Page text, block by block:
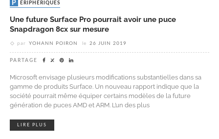
PÉRIPHÉRIQUES
Une future Surface Pro pourrait avoir une puce
Snapdragon 8cx sur mesure
par YOHANN POIRON le 26 JUIN 2019
PARTAGE
Microsoft envisage plusieurs modifications substantielles dans sa
gamme de produits Surface. Un nouveau rapport indique que la
société pourrait même équiper certains modèles de la future
génération de puces AMD et ARM. L’un des plus
LIRE PLUS